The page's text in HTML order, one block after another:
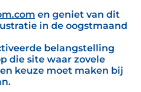
en geniet van dit
in de oogstmaand
belangstelling
die site waar zovele
keuze moet maken bij